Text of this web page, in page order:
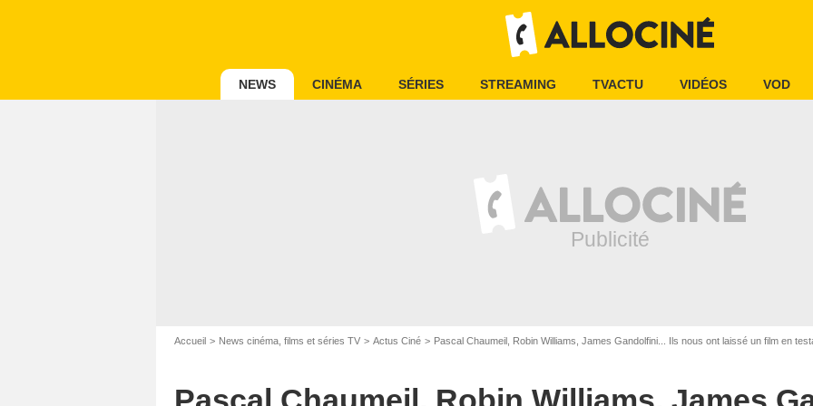
NEWS CINÉMA SÉRIES STREAMING TVACTU VIDÉOS VOD
Accueil News cinéma, films et séries TV Actus Ciné Pascal Chaumeil, Robin Williams, James Gandolfini... Ils nous ont laissé un film en